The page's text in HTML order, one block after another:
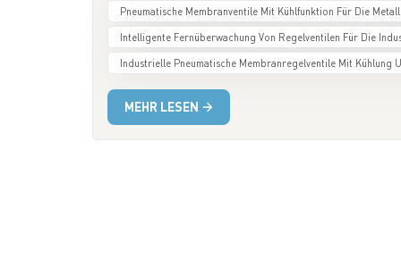
und
Pneumatische Membranventile Mit Kühlfunktion Für Die
Intelligente Fernüberwachung Von Regelventilen Für Die
Industrielle Pneumatische Membranregelventile Mit Kühlung
MEHR LESEN